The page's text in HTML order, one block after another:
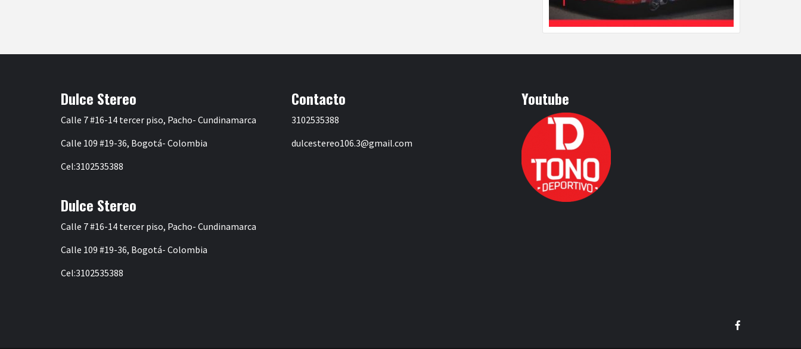
Dulce Stereo
Calle 7 #16-14 tercer piso, Pacho- Cundinamarca
Calle 109 #19-36, Bogotá- Colombia
Cel:3102535388
Dulce Stereo
Calle 7 #16-14 tercer piso, Pacho- Cundinamarca
Calle 109 #19-36, Bogotá- Colombia
Cel:3102535388
Contacto
3102535388
dulcestereo106.3@gmail.com
Youtube
Facebook